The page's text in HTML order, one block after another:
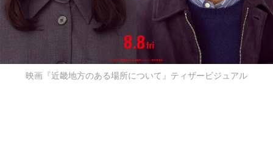
映画『近畿地方のある場所について』ティザービジュアル